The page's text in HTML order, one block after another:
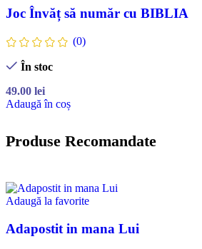
Joc Învăț să număr cu BIBLIA
(0)
În stoc
49.00 lei
Adaugă în coș
Produse Recomandate
Adaugă la favorite
Adapostit in mana Lui